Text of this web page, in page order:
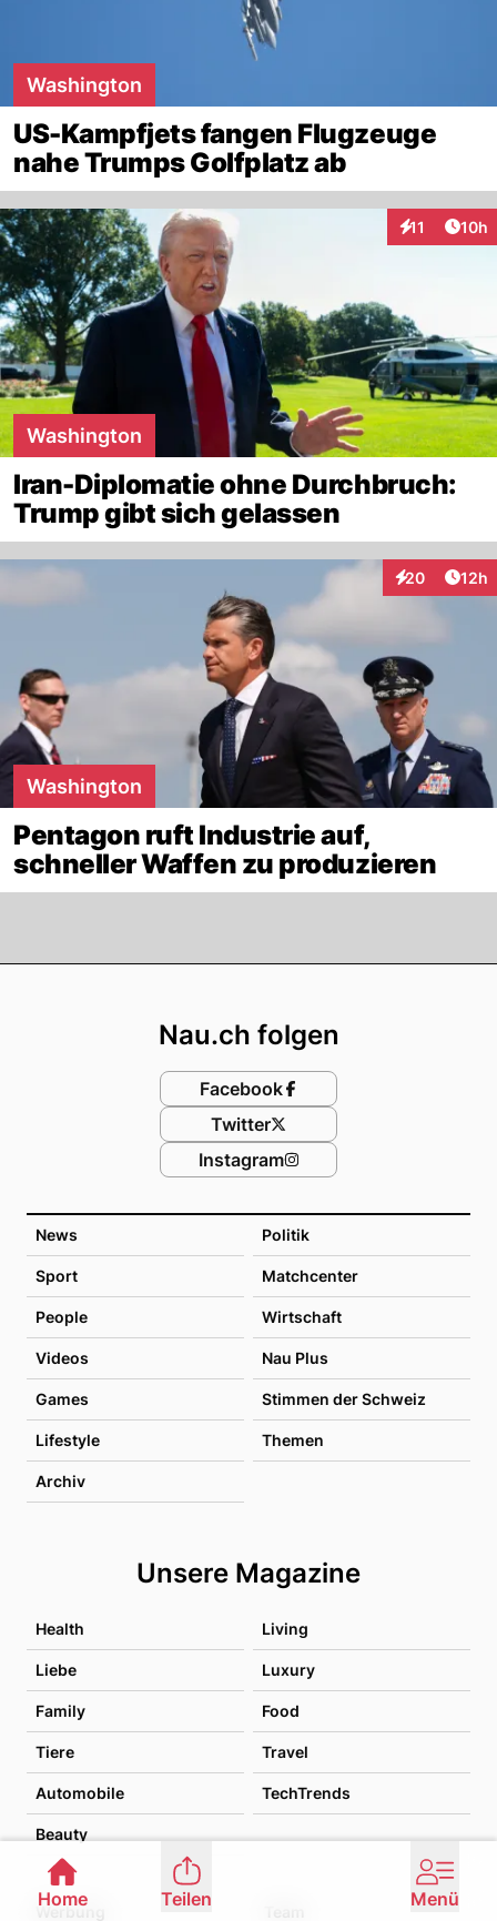
Washington
US-Kampfjets fangen Flugzeuge
nahe Trumps Golfplatz ab
11
Interaktionen
10h
Washington
Iran-Diplomatie ohne Durchbruch:
Trump gibt sich gelassen
20
Interaktionen
12h
Washington
Pentagon ruft Industrie auf,
schneller Waffen zu produzieren
News Politik
Sport Matchcenter
People Wirtschaft
Videos Nau Plus
Games Stimmen der Schweiz
Lifestyle Themen
Archiv
Unsere Magazine
Health Living
Liebe Luxury
Family Food
Tiere Travel
Automobile TechTrends
Beauty
Nau.ch folgen
Facebook
Twitter
Instagram
Werbung
Home Teilen Menü